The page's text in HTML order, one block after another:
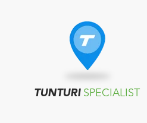
TUNTURISPECIALIST